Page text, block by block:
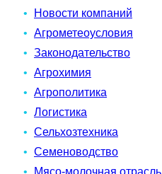
Новости компаний
Агрометеоусловия
Законодательство
Агрохимия
Агрополитика
Логистика
Сельхозтехника
Семеноводство
Мясо-молочная отрасль